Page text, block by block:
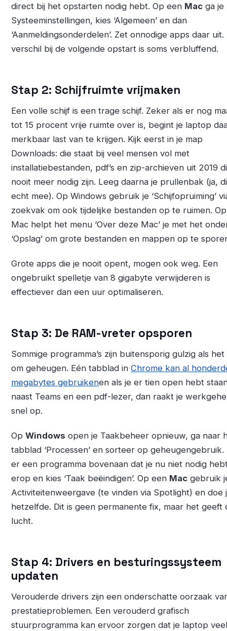
direct bij het opstarten nodig hebt. Op een Mac ga je
Systeeminstellingen, kies ‘Algemeen’ en dan
‘Aanmeldingsonderdelen’. Zet onnodige apps daar
verschil bij de volgende opstart is soms verbluffend.
Stap 2: Schijfruimte vrijmaken
Een volle schijf is een trage schijf. Zeker als er nog
tot 15 procent vrije ruimte over is, begint je laptop
merkbaar last van te krijgen. Kijk eerst in je map
Downloads: die staat bij veel mensen vol met
installatiebestanden, pdf’s en zip-archieven uit 2019
nooit meer nodig zijn. Leeg daarna je prullenbak (ja,
echt mee). Op Windows gebruik je ‘Schijfopruiming’
zoekvak om ook tijdelijke bestanden op te ruimen.
Mac helpt het menu ‘Over deze Mac’ je met het
‘Opslag’ om grote bestanden en mappen op te
Grote apps die je nooit opent, mogen ook weg. Een
ongebruikt spelletje van 8 gigabyte verwijderen is
effectiever dan een uur optimaliseren.
Stap 3: De RAM-vreter opsporen
Sommige programma’s zijn buitensporig gulzig als het
om geheugen. Eén tabblad in Chrome kan al
megabytes gebruikenen als je er tien open hebt
naast Teams en een pdf-lezer, dan raakt je
snel op.
Op Windows open je Taakbeheer opnieuw, ga naar
tabblad ‘Processen’ en sorteer op geheugengebruik.
er een programma bovenaan dat je nu niet nodig
erop en kies ‘Taak beëindigen’. Op een Mac gebruik
Activiteitenweergave (te vinden via Spotlight) en doe
hetzelfde. Dit is geen permanente fix, maar het geeft
lucht.
Stap 4: Drivers en besturingssysteem
updaten
Verouderde drivers zijn een onderschatte oorzaak
prestatieproblemen. Een verouderd grafisch
stuurprogramma kan ervoor zorgen dat je laptop veel